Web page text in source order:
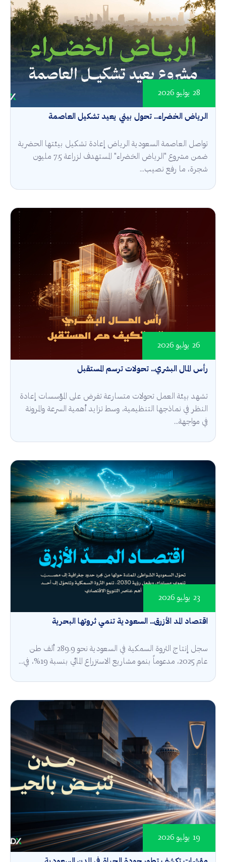
الرياض الخضراء.. تحول بيئي يعيد تشكيل العاصمة
28 يوليو 2026
تواصل العاصمة السعودية الرياض إعادة تشكيل بيئتها الحضرية
ضمن مشروع "الرياض الخضراء" المستهدف لزراعة 7.5 مليون
شجرة، ما رفع نصيب...
رأس المال البشري.. تحولات ترسم المستقبل
26 يوليو 2026
تشهد بيئة العمل تحولات متسارعة تفرض على المؤسسات إعادة
النظر في نماذجها التنظيمية، وسط تزايد أهمية السرعة والمرونة
في مواجهة...
اقتصاد المد الأزرق.. السعودية تنمي ثروتها البحرية
23 يوليو 2026
سجل إنتاج الثروة السمكية في السعودية نحو 289.9 ألف طن
عام 2025، مدعوماً بنمو مشاريع الاستزراع المائي بنسبة 19%، في...
19 يوليو 2026